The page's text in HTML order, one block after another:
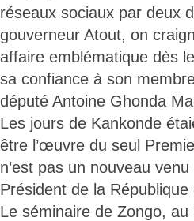
réseaux sociaux par deux
gouverneur Atout, on
affaire emblématique dès
sa confiance à son
député Antoine Ghonda
Les jours de Kankonde
être l’œuvre du seul
n’est pas un nouveau
Président de la
Le séminaire de Zongo, au